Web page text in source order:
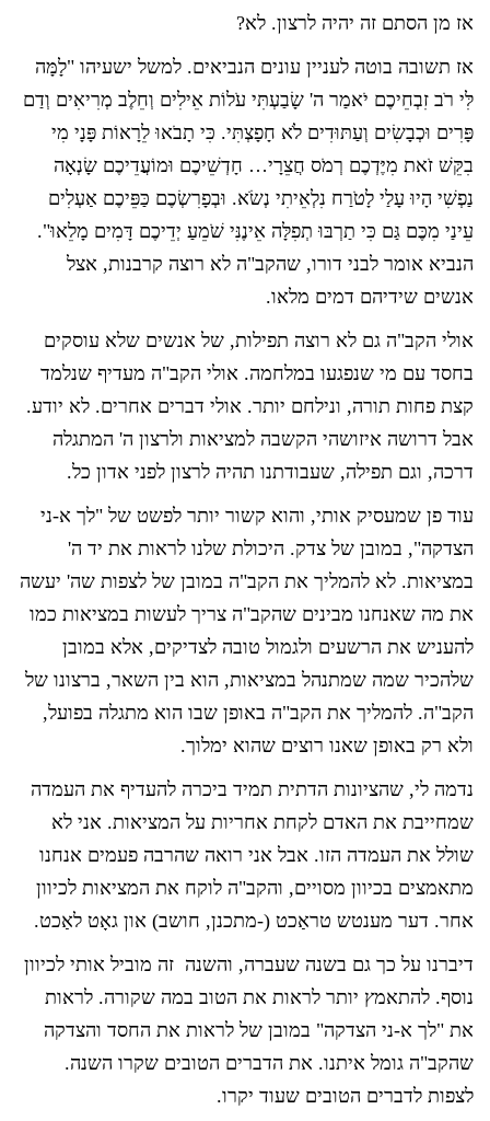
אז מן הסתם זה יהיה לרצון. לא?
אז תשובה בוטה לעניין עונים הנביאים. למשל ישעיהו "לָמָּה
לִּי רֹב זִבְחֵיכֶם יֹאמַר ה' שָׂבַעְתִּי עֹלוֹת אֵילִים וְחֵלֶב מְרִיאִים וְדַם
פָּרִים וּכְבָשִׂים וְעַתּוּדִים לֹא חָפָצְתִּי. כִּי תָבֹאוּ לֵרָאוֹת פָּנָי מִי
בִקֵּשׁ זֹאת מִיֶּדְכֶם רְמֹס חֲצֵרָי… חָדְשֵׁיכֶם וּמוֹעֲדֵיכֶם שָׂנְאָה
נַפְשִׁי הָיוּ עָלַי לָטֹרַח נִלְאֵיתִי נְשֹׂא. וּבְפָרִשְׂכֶם כַּפֵּיכֶם אַעְלִים
עֵינַי מִכֶּם גַּם כִּי תַרְבּוּ תְפִלָּה אֵינֶנִּי שֹׁמֵעַ יְדֵיכֶם דָּמִים מָלֵאוּ".
הנביא אומר לבני דורו, שהקב"ה לא רוצה קרבנות, אצל
אנשים שידיהם דמים מלאו.
אולי הקב"ה גם לא רוצה תפילות, של אנשים שלא עוסקים
בחסד עם מי שנפגעו במלחמה. אולי הקב"ה מעדיף שנלמד
קצת פחות תורה, ונילחם יותר. אולי דברים אחרים. לא יודע.
אבל דרושה איזושהי הקשבה למציאות ולרצון ה' המתגלה
דרכה, וגם תפילה, שעבודתנו תהיה לרצון לפני אדון כל.
עוד פן שמעסיק אותי, והוא קשור יותר לפשט של "לך א-ני
הצדקה", במובן של צדק. היכולת שלנו לראות את יד ה'
במציאות. לא להמליך את הקב"ה במובן של לצפות שה' יעשה
את מה שאנחנו מבינים שהקב"ה צריך לעשות במציאות כמו
להעניש את הרשעים ולגמול טובה לצדיקים, אלא במובן
שלהכיר שמה שמתנהל במציאות, הוא בין השאר, ברצונו של
הקב"ה. להמליך את הקב"ה באופן שבו הוא מתגלה בפועל,
ולא רק באופן שאנו רוצים שהוא ימלוך.
נדמה לי, שהציונות הדתית תמיד ביכרה להעדיף את העמדה
שמחייבת את האדם לקחת אחריות על המציאות. אני לא
שולל את העמדה הזו. אבל אני רואה שהרבה פעמים אנחנו
מתאמצים בכיוון מסויים, והקב"ה לוקח את המציאות לכיוון
אחר. דער מענטש טראַכט (-מתכנן, חושב) און גאָט לאַכט.
דיברנו על כך גם בשנה שעברה, והשנה זה מוביל אותי לכיוון
נוסף. להתאמץ יותר לראות את הטוב במה שקורה. לראות
את "לך א-ני הצדקה" במובן של לראות את החסד והצדקה
שהקב"ה גומל איתנו. את הדברים הטובים שקרו השנה.
לצפות לדברים הטובים שעוד יקרו.